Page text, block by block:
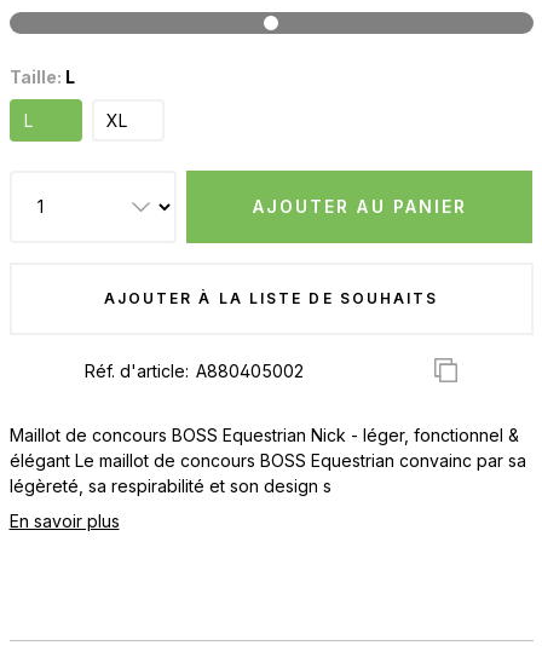
Taille: L
L XL
AJOUTER AU PANIER
AJOUTER À LA LISTE DE SOUHAITS
Réf. d'article:
Maillot de concours BOSS Equestrian Nick - léger, fonctionnel &
élégant Le maillot de concours BOSS Equestrian convainc par sa
légèreté, sa respirabilité et son design s
En savoir plus